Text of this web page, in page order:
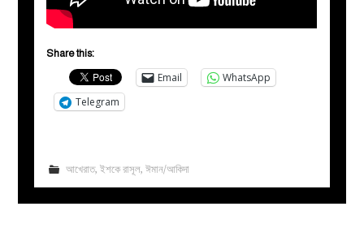
Share this:
Email
WhatsApp
Telegram
আখেরাত, ইশকে রাসূল, ঈমান/আকিদা